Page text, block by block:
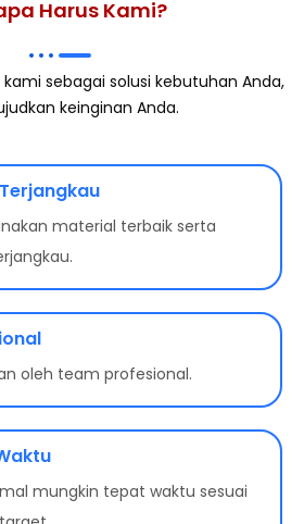
Harus Kami?
sebagai solusi kebutuhan Anda,
keinginan Anda.
material terbaik serta
oleh team profesional.
mungkin tepat waktu sesuai